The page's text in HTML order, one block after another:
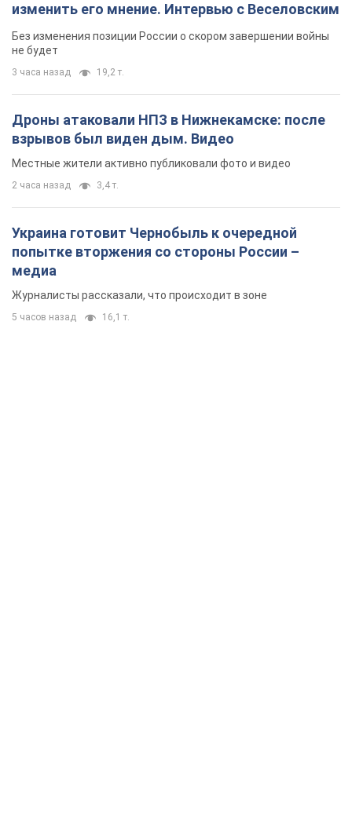
изменить его мнение. Интервью с Веселовским
Без изменения позиции России о скором завершении войны
не будет
3 часа назад 19,2 т.
Дроны атаковали НПЗ в Нижнекамске: после
взрывов был виден дым. Видео
Местные жители активно публиковали фото и видео
2 часа назад 3,4 т.
Украина готовит Чернобыль к очередной
попытке вторжения со стороны России –
медиа
Журналисты рассказали, что происходит в зоне
5 часов назад 16,1 т.